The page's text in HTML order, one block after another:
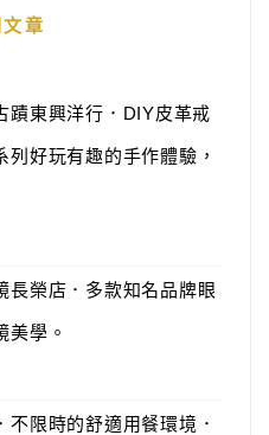
章
蹟東興洋行．DIY皮革戒
好玩有趣的手作體驗，
長榮店．多款知名品牌眼
美學。
限時的舒適用餐環境．